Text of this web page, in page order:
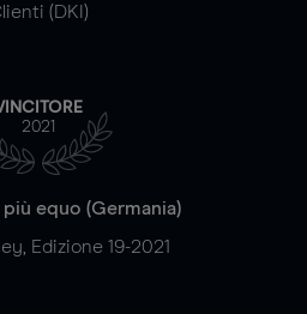
(DKI)
2021
più equo (Germania)
Edizione 19-2021